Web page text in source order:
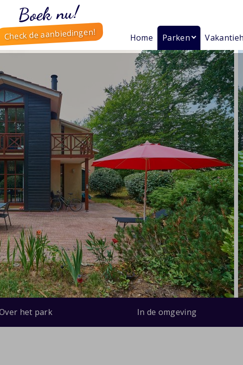
Boek nu!
Check de aanbiedingen! Home Parken
het park In de omgeving